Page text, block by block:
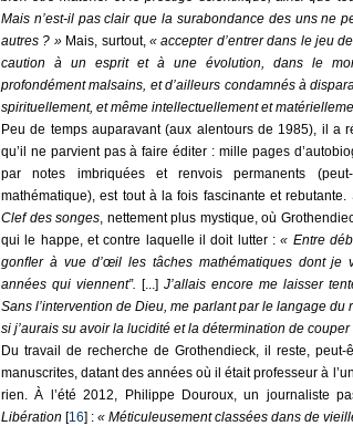
Mais n’est-il pas clair que la surabondance des uns ne
autres ? »Mais, surtout, « accepter d’entrer dans le jeu
caution à un esprit et à une évolution, dans le
profondément malsains, et d’ailleurs condamnés à
spirituellement, et même intellectuellement et
Peu de temps auparavant (aux alentours de 1985), il a
qu’il ne parvient pas à faire éditer : mille pages
par notes imbriquées et renvois per­manents
mathématique), est tout à la fois fascinante et
Clef des songes, nettement plus mystique, où
qui le happe, et contre laquelle il doit lutter :« Entre
gonﬂer à vue d’œil les tâches mathématiques dont je
années qui viennent”. [...] J’allais encore me laisser
Sans l’intervention de Dieu, me parlant par le langage
si j’aurais su avoir la lucidité et la détermination de couper
Du travail de recherche de Grothendieck, il reste,
manuscrites, datant des années où il était professeur à
rien. À l’été 2012, Philippe Douroux, un journaliste
Libération [16] : « Méticuleusement classées dans de